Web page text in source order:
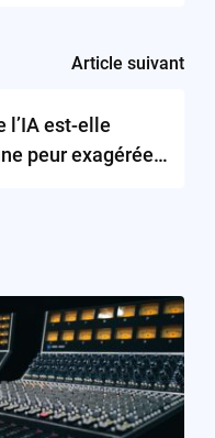
Article suivant
l’IA est-elle
peur exagérée